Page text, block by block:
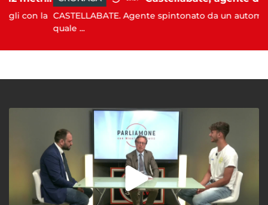
la CASTELLABATE. Agente spintonato da un
quale ...